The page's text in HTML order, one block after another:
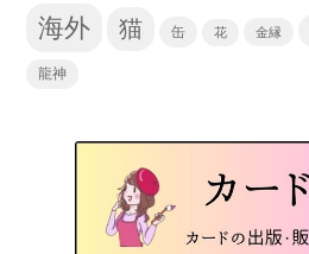
海外 猫 缶 花 金縁
龍神